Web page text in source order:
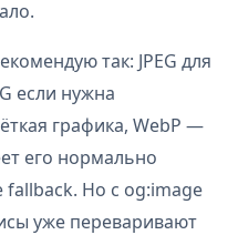
так: JPEG для
если нужна
графика, WebP —
его нормально
fallback. Но с og:image
уже переваривают